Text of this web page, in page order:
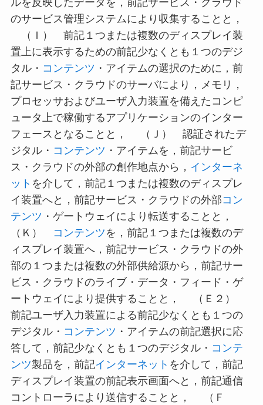
のサービス管理システムにより収集することと，
（Ｉ） 前記１つまたは複数のディスプレイ装
置上に表示するための前記少なくとも１つのデジ
タル・ コンテンツ ・アイテムの選択のために，前
記サービス・クラウドのサーバにより，メモリ，
プロセッサおよびユーザ入力装置を備えたコンピ
ュータ上で稼働するアプリケーションのインター
フェースとなることと， （Ｊ） 認証されたデ
ジタル・ コンテンツ ・アイテムを，前記サービ
ス・クラウドの外部の創作地点から， インターネ
ット を介して，前記１つまたは複数のディスプレ
イ装置へと，前記サービス・クラウドの外部コン
テンツ ・ゲートウェイにより転送することと，
（Ｋ）
コンテンツ を，前記１つまたは複数のデ
ィスプレイ装置へ，前記サービス・クラウドの外
部の１つまたは複数の外部供給源から，前記サー
ビス・クラウドのライブ・データ・フィード・ゲ
ートウェイにより提供することと， （Ｅ２）
前記ユーザ入力装置による前記少なくとも１つの
デジタル・ コンテンツ ・アイテムの前記選択に応
答して，前記少なくとも１つのデジタル・ コンテ
ンツ製品を，前記インターネット を介して，前記
ディスプレイ装置の前記表示画面へと，前記通信
コントローラにより送信することと， （Ｆ